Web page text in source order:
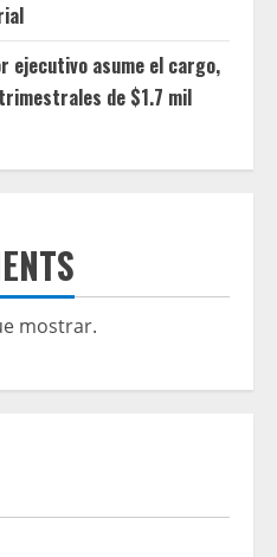
ejecutivo asume el cargo,
de $1.7 mil
mostrar.